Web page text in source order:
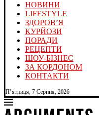
НОВИНИ
LIFESTYLE
ЗДОРОВ’Я
КУРЙОЗИ
ПОРАДИ
РЕЦЕПТИ
ШОУ-БІЗНЕС
ЗА КОРДОНОМ
КОНТАКТИ
П’ятниця, 7 Серпня, 2026